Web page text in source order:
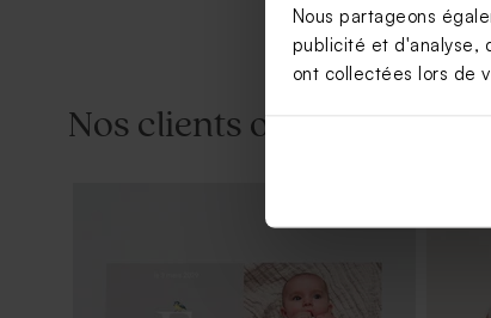
Nous partageons
publicité et d'analyse,
ont collectées lors de
Savon baptême marbré vert - Parfum
Nos clients ont aussi aimé...